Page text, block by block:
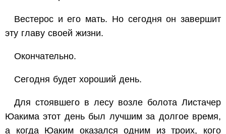
Вестерос и его мать. Но сегодня он завершит
эту главу своей жизни.
Окончательно.
Сегодня будет хороший день.
Для стоявшего в лесу возле болота Листачер
Юакима этот день был лучшим за долгое время,
а когда Юаким оказался одним из троих, кого